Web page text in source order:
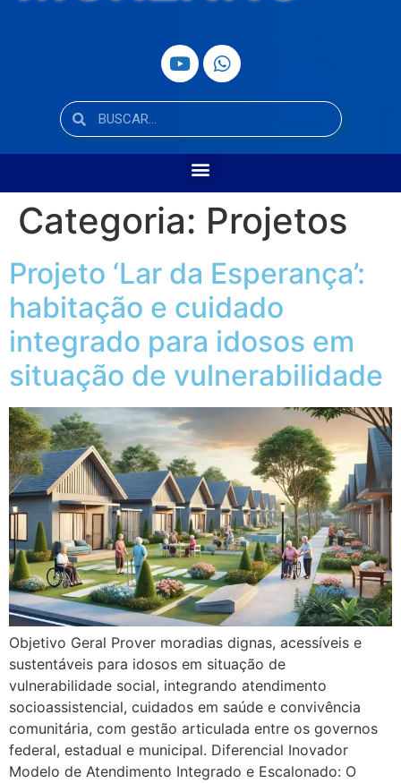
Categoria: Projetos
Projeto ‘Lar da Esperança’:
habitação e cuidado
integrado para idosos em
situação de vulnerabilidade
Objetivo Geral Prover moradias dignas, acessíveis e
sustentáveis para idosos em situação de
vulnerabilidade social, integrando atendimento
socioassistencial, cuidados em saúde e convivência
comunitária, com gestão articulada entre os governos
federal, estadual e municipal. Diferencial Inovador
Modelo de Atendimento Integrado e Escalonado: O